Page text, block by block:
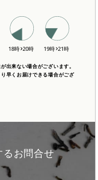
出来ない場合がございます。
早くお届けできる場合がござ
るお問合せ